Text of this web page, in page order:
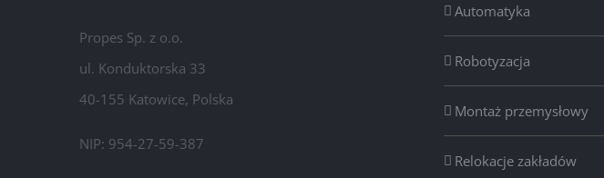
Propes Sp. z o.o.
ul. Konduktorska 33
40-155 Katowice, Polska
NIP: 954-27-59-387
Automatyka
Robotyzacja
Montaż przemysłowy
Relokacje zakładów